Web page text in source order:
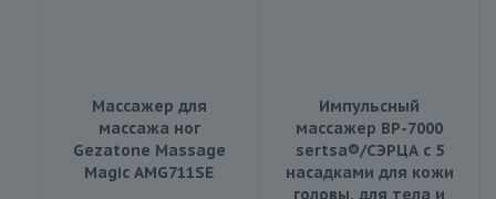
Массажер для
массажа ног
Gezatone Massage
Magic AMG711SE
Импульсный
массажер BP-7000
sertsa®/СЭРЦА с 5
насадками для кожи
головы, для тела и